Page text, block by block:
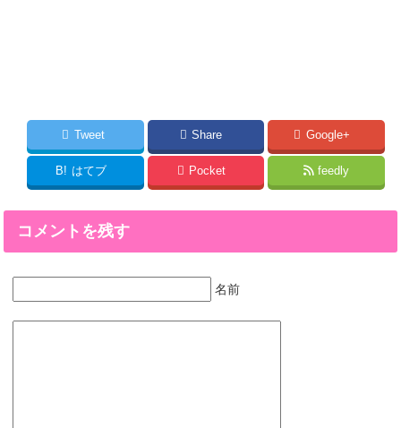
Tweet Share Google+
B! はてブ Pocket feedly
コメントを残す
名前